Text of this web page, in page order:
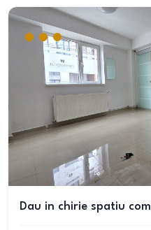
Dau in chirie spatiu